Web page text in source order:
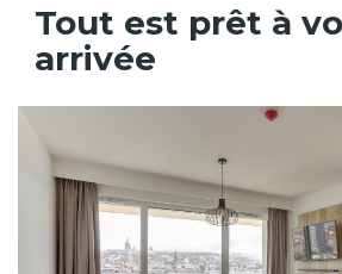
Tout est prêt à
arrivée